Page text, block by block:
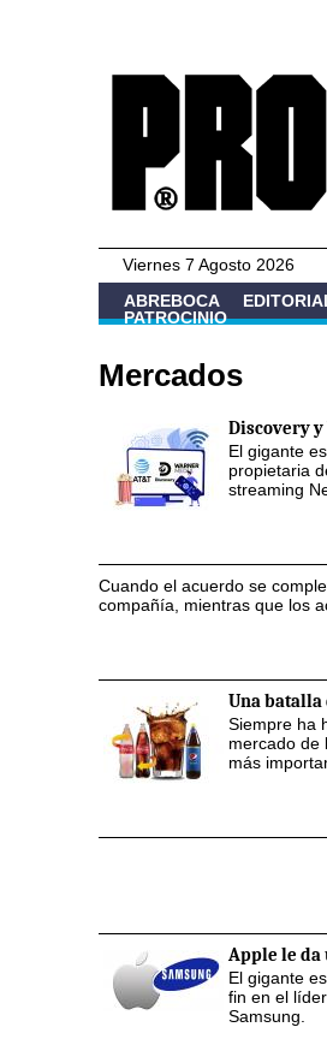
Viernes 7 Agosto 2026
ABREBOCA
PATROCINIO
Mercados
Discovery
El gigante
propietaria
streaming
Cuando el acuerdo se
compañía, mientras que los
Una batalla
Siempre ha
mercado de
más
Apple le da
El gigante
fin en el
Samsung.